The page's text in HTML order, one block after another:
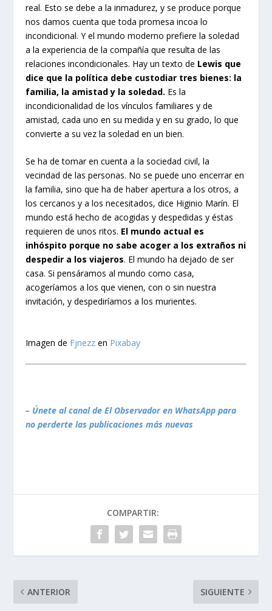
real. Esto se debe a la inmadurez, y se produce porque
nos damos cuenta que toda promesa incoa lo
incondicional. Y el mundo moderno prefiere la soledad
a la experiencia de la compañía que resulta de las
relaciones incondicionales. Hay un texto de Lewis que
dice que la política debe custodiar tres bienes: la
familia, la amistad y la soledad. Es la
incondicionalidad de los vínculos familiares y de
amistad, cada uno en su medida y en su grado, lo que
convierte a su vez la soledad en un bien.
Se ha de tomar en cuenta a la sociedad civil, la
vecindad de las personas. No se puede uno encerrar en
la familia, sino que ha de haber apertura a los otros, a
los cercanos y a los necesitados, dice Higinio Marín. El
mundo está hecho de acogidas y despedidas y éstas
requieren de unos ritos. El mundo actual es
inhóspito porque no sabe acoger a los extraños ni
despedir a los viajeros. El mundo ha dejado de ser
casa. Si pensáramos al mundo como casa,
acogeríamos a los que vienen, con o sin nuestra
invitación, y despediríamos a los murientes.
Imagen de Fjnezz en Pixabay
– Únete al canal de El Observador en WhatsApp para
no perderte las publicaciones más nuevas
COMPARTIR:
ANTERIOR SIGUIENTE